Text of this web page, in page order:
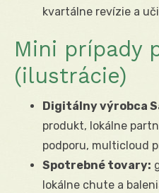
kvartálne revízie a
Mini prípady
(ilustrácie)
Digitálny výrobca
produkt, lokálne
podporu, multicloud
Spotrebné tovary:
lokálne chute a